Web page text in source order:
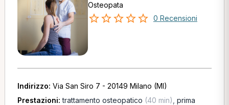
Osteopata
0 Recensioni
Indirizzo: Via San Siro 7 - 20149 Milano (MI)
Prestazioni:trattamento osteopatico (40 min) prima